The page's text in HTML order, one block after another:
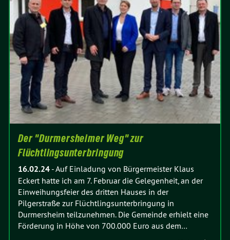
Der "Durmersheimer Weg" zur
Flüchtlingsunterbringung
16.02.24 -Auf Einladung von Bürgermeister Klaus
Eckert hatte ich am 7. Februar die Gelegenheit, an der
Einweihungsfeier des dritten Hauses in der
Pilgerstraße zur Flüchtlingsunterbringung in
Durmersheim teilzunehmen. Die Gemeinde erhielt eine
Förderung in Höhe von 700.000 Euro aus dem…